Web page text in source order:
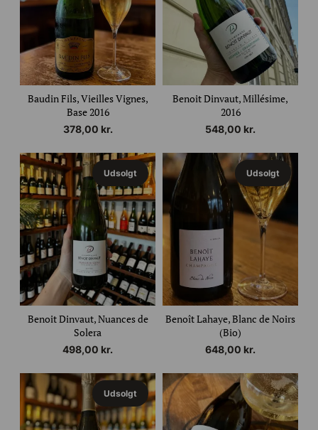
Baudin Fils, Vieilles Vignes,
Base 2016
378,00 kr.
Benoit Dinvaut, Millésime,
2016
548,00 kr.
Udsolgt
Benoit Dinvaut, Nuances de
Solera
498,00 kr.
Udsolgt
Benoît Lahaye, Blanc de Noirs
(Bio)
648,00 kr.
Udsolgt